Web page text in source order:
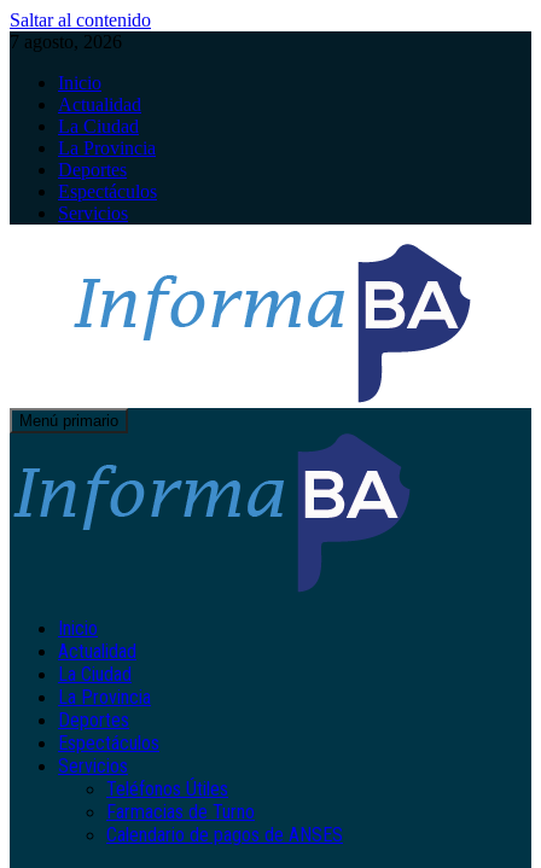
Saltar al contenido
7 agosto, 2026
Inicio
Actualidad
La Ciudad
La Provincia
Deportes
Espectáculos
Servicios
Menú primario
Inicio
Actualidad
La Ciudad
La Provincia
Deportes
Espectáculos
Servicios
Teléfonos Útiles
Farmacias de Turno
Calendario de pagos de ANSES